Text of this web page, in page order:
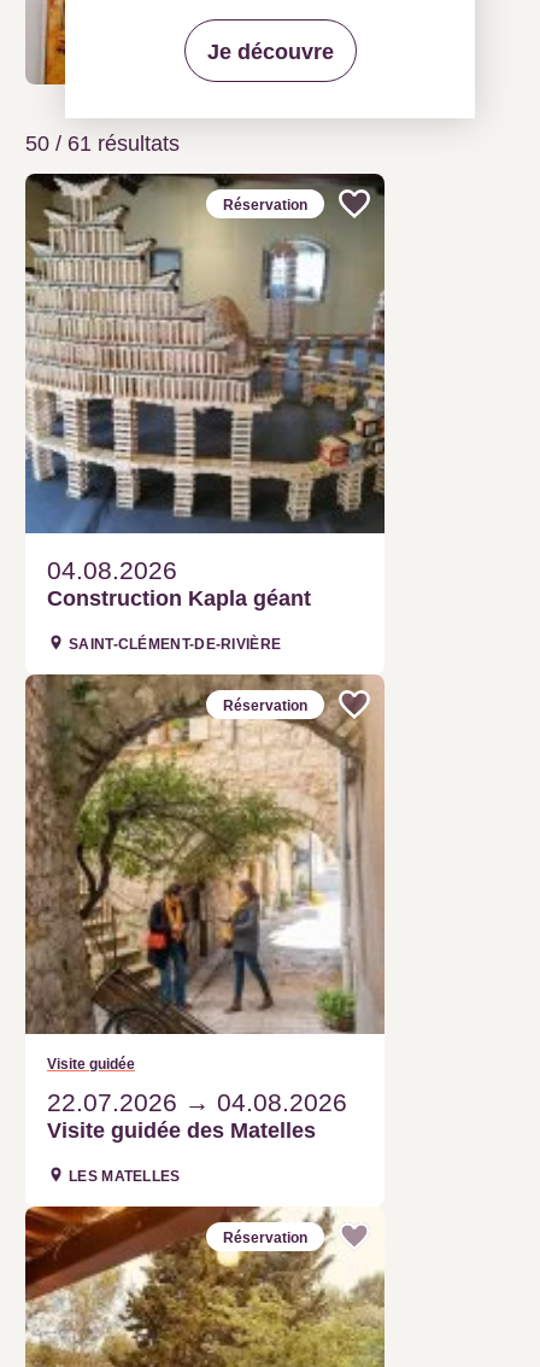
50 / 61 résultats
04.08.2026
Construction Kapla géant
SAINT-CLÉMENT-DE-RIVIÈRE
Réservation
Visite guidée
22.07.2026 04.08.2026
Visite guidée des Matelles
LES MATELLES
Réservation
Réservation
Je découvre